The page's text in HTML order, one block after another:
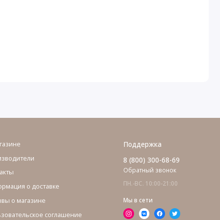
о доставке
о магазине
соглашение
Поддержка
8 (800) 300-68-69
Обратный звонок
ПН.-ВС. 10:00-21:00
Мы в сети